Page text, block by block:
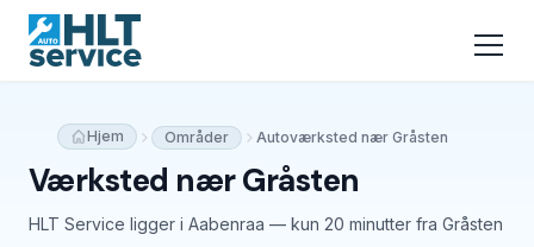
Hjem Områder Autoværksted nær Gråsten
Værksted nær Gråsten
HLT Service ligger i Aabenraa — kun 20 minutter fra Gråsten